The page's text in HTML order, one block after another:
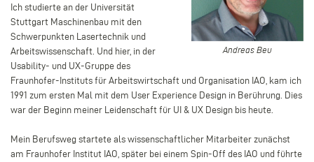
AndreasAndreas Beu
Ich studierte an der Universität
Stuttgart Maschinenbau mit den
Schwerpunkten Lasertechnik und
Arbeitswissenschaft. Und hier, in der
Usability- und UX-Gruppe des
Fraunhofer-Instituts für Arbeitswirtschaft und Organisation IAO, kam ich
1991 zum ersten Mal mit dem User Experience Design in Berührung. Dies
war der Beginn meiner Leidenschaft für UI & UX Design bis heute.
Mein Berufsweg startete als wissenschaftlicher Mitarbeiter zunächst
am Fraunhofer Institut IAO, später bei einem Spin-Off des IAO und führte